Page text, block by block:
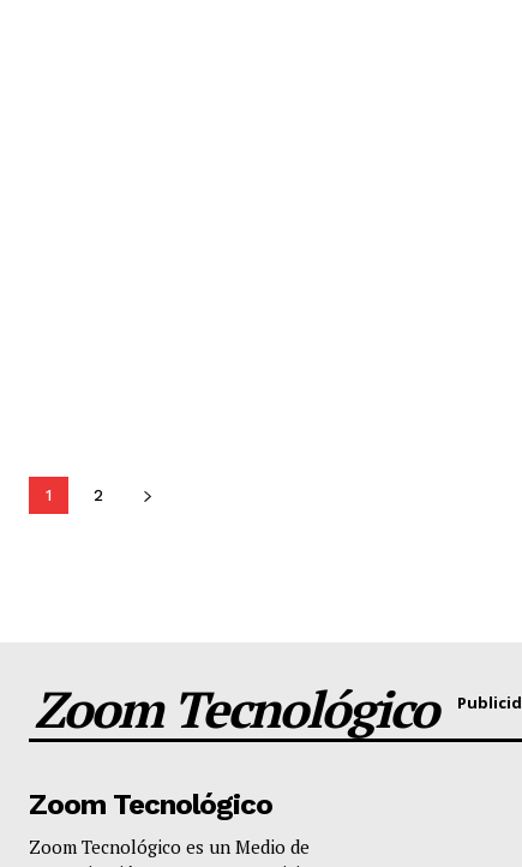
1 2
Zoom Tecnológico
Zoom Tecnológico
Zoom Tecnológico es un Medio de